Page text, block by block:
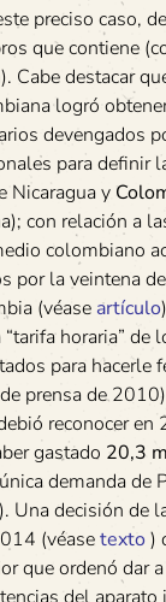
preciso caso,
que contiene
Cabe destacar
logró
devengados
para definir
Nicaragua y
con relación a
colombiano
por la veintena
(véase artículo
horaria” de
para hacerle
de prensa de
reconocer
gastado 20,3
demanda de
Una decisión de
(véasetexto )
que ordenó dar